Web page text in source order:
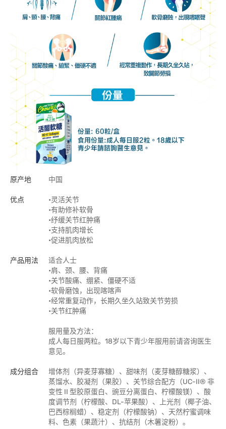
原产地 中国
优点
•灵活关节
•有助修补软骨
•纾缓关节红肿痛
•支持肌肉增长
•促进肌肉放松
产品用法
适合人士
•肩、颈、腰、背痛
•关节酸痛、绷紧、僵硬不适
•软骨磨蚀，出现喀喀声
•经常重复动作，长期久坐久站致关节劳损
•关节红肿痛
服用量及方法：
成人每日服两粒。18岁以下青少年服用前请咨询医生
意见。
成分组合
增体剂（异麦芽寡糖）、甜味剂（麦芽糖醇糖浆）、
蒸馏水、胶凝剂（果胶）、关节综合配方（UC-II® 非
变性 II 型胶原蛋白、豌豆分离蛋白、柠檬酸镁）、酸
度调节剂（柠檬酸、DL-苹果酸）、上光剂（椰子油、
巴西棕榈蜡）、稳定剂（柠檬酸钠）、天然柠蜜调味
料、色素（果蔬汁）、抗结剂（木薯淀粉）。